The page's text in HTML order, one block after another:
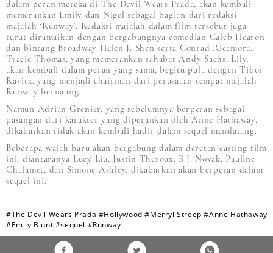
dalam peran mereka di The Devil Wears Prada, akan kembali
memerankan Emily dan Nigel sebagai bagian dari redaksi
majalah ‘Runway’. Redaksi majalah dalam film tersebut juga
turut diramaikan dengan bergabungnya comedian Caleb Hearon
dan bintang Broadway Helen J. Shen serta Conrad Ricamora.
Tracie Thomas, yang memerankan sahabat Andy Sachs, Lily,
akan kembali dalam peran yang sama, begitu pula dengan Tibor
Ravitz, yang menjadi chairman dari perusaaan tempat majalah
Runway bernaung.
Namun Adrian Grenier, yang sebelumnya berperan sebagai
pasangan dari karakter yang diperankan oleh Anne Hathaway,
dikabarkan tidak akan kembali hadir dalam sequel mendatang.
Beberapa wajah baru akan bergabung dalam deretan casting film
ini, diantaranya Lucy Liu, Justin Theroux, B.J. Novak, Pauline
Chalamet, dan Simone Ashley, dikabarkan akan berperan dalam
sequel ini.
#The Devil Wears Prada #Hollywood #Merryl Streep #Anne Hathaway
#Emily Blunt #sequel #Runway